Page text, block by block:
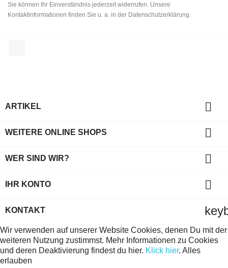
Sie können Ihr Einverständnis jederzeit widerrufen. Unsere
Kontaktinformationen finden Sie u. a. in der Datenschutzerklärung.
ARTIKEL 
WEITERE ONLINE SHOPS 
WER SIND WIR? 
IHR KONTO 
KONTAKT
Wir verwenden auf unserer Website Cookies, denen Du mit der
weiteren Nutzung zustimmst. Mehr Informationen zu Cookies
und deren Deaktivierung findest du hier. Klick hier. Alles
erlauben